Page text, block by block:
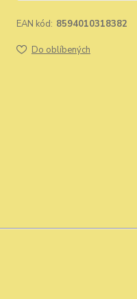
EAN kód: 8594010318382
Do oblíbených